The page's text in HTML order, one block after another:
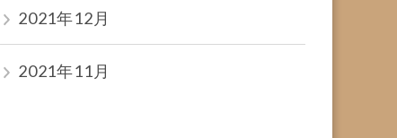
2021年12月
2021年11月